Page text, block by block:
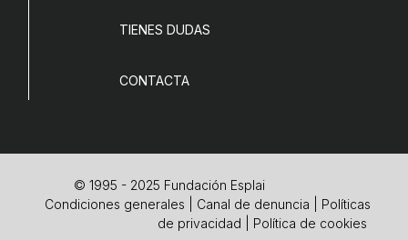
TIENES DUDAS
CONTACTA
© 1995 - 2025 Fundación Esplai
Condiciones generales
Canal de denuncia
Políticas
de privacidad
Política de cookies